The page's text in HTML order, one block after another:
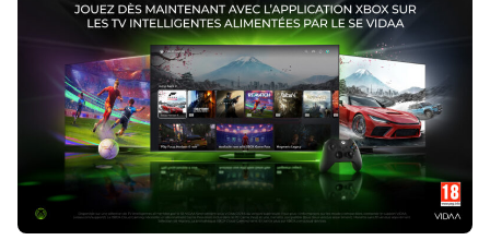
u
r
"
L
e
p